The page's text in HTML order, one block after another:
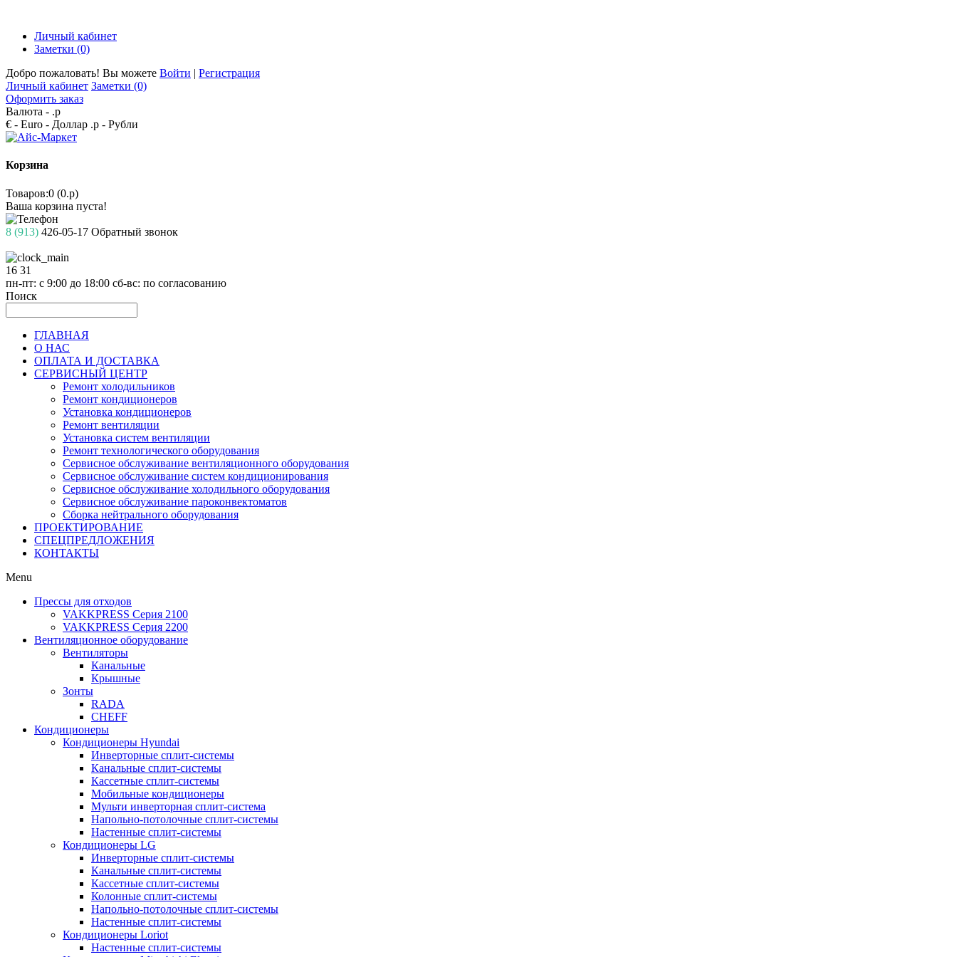
Личный кабинет
Заметки (0)
Добро пожаловать! Вы можете Войти | Регистрация
Личный кабинет Заметки (0)
Оформить заказ
Валюта - .р
€ - Euro - Доллар .р - Рубли
Корзина
Товаров:0 (0.р)
Ваша корзина пуста!
8 (913) 426-05-17 Обратный звонок
16 31
пн-пт: с 9:00 до 18:00 сб-вс: по согласованию
Поиск
ГЛАВНАЯ
О НАС
ОПЛАТА И ДОСТАВКА
СЕРВИСНЫЙ ЦЕНТР
Ремонт холодильников
Ремонт кондиционеров
Установка кондиционеров
Ремонт вентиляции
Установка систем вентиляции
Ремонт технологического оборудования
Cервисное обслуживание вентиляционного оборудования
Cервисное обслуживание систем кондиционирования
Cервисное обслуживание холодильного оборудования
Сервисное обслуживание пароконвектоматов
Сборка нейтрального оборудования
ПРОЕКТИРОВАНИЕ
СПЕЦПРЕДЛОЖЕНИЯ
КОНТАКТЫ
Menu
Прессы для отходов
VAKKPRESS Серия 2100
VAKKPRESS Серия 2200
Вентиляционное оборудование
Вентиляторы
Канальные
Крышные
Зонты
RADA
CHEFF
Кондиционеры
Кондиционеры Hyundai
Инверторные сплит-системы
Канальные сплит-системы
Кассетные сплит-системы
Мобильные кондиционеры
Мульти инверторная сплит-система
Напольно-потолочные сплит-системы
Настенные сплит-системы
Кондиционеры LG
Инверторные сплит-системы
Канальные сплит-системы
Кассетные сплит-системы
Колонные сплит-системы
Напольно-потолочные сплит-системы
Настенные сплит-системы
Кондиционеры Loriot
Настенные сплит-системы